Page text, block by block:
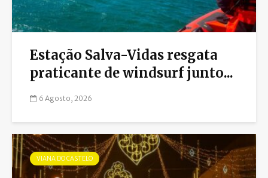
Estação Salva-Vidas resgata
praticante de windsurf junto...
6 Agosto, 2026
VIANA DO CASTELO